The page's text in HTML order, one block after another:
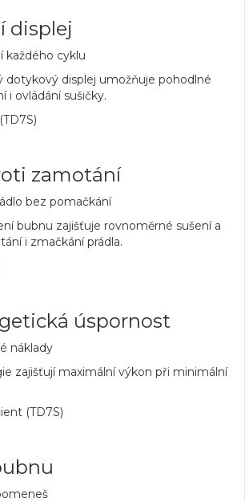
displej
každého cyklu
dotykový displej umožňuje pohodlné
i ovládání sušičky.
zamotání
bez pomačkání
bubnu zajišťuje rovnoměrné sušení a
i zmačkání prádla.
úspornost
náklady
zajišťují maximální výkon při minimální
(TD7S)